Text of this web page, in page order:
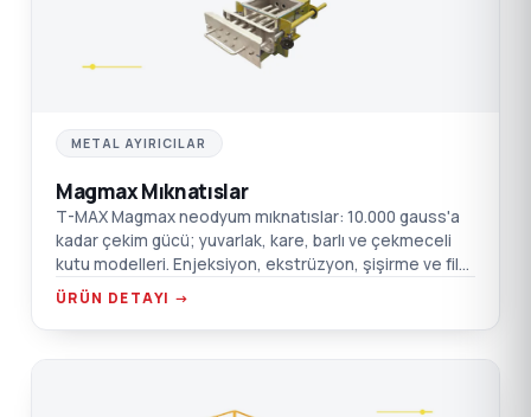
METAL AYIRICILAR
Magmax Mıknatıslar
T-MAX Magmax neodyum mıknatıslar: 10.000 gauss'a
kadar çekim gücü; yuvarlak, kare, barlı ve çekmeceli
kutu modelleri. Enjeksiyon, ekstrüzyon, şişirme ve film
için.
ÜRÜN DETAYI →